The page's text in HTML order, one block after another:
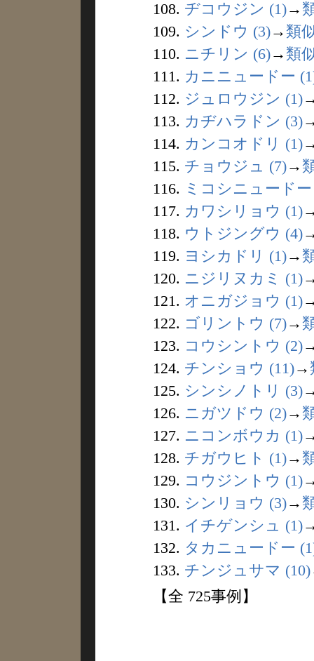
108. ヂコウジン (1)→
109. シンドウ (3)→ 類
110. ニチリン (6)→ 類
111. カニニュードー
112. ジュロウジン (1)
113. カヂハラドン (3)
114. カンコオドリ (1)
115. チョウジュ (7)→
116. ミコシニュードー
117. カワシリョウ (1)
118. ウトジングウ (4)
119. ヨシカドリ (1)→
120. ニジリヌカミ (1)
121. オニガジョウ (1)
122. ゴリントウ (7)→
123. コウシントウ (2)
124. チンショウ (11)→
125. シンシノトリ (3)
126. ニガツドウ (2)→
127. ニコンボウカ (1)
128. チガウヒト (1)→
129. コウジントウ (1)
130. シンリョウ (3)→
131. イチゲンシュ (1)
132. タカニュードー
133. チンジュサマ (10)
【全 725事例】